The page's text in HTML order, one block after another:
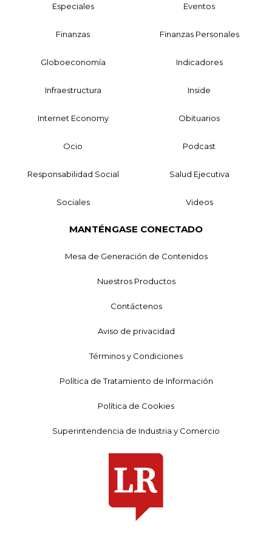
Especiales Eventos
Finanzas Finanzas Personales
Globoeconomía Indicadores
Infraestructura Inside
Internet Economy Obituarios
Ocio Podcast
Responsabilidad Social Salud Ejecutiva
Sociales Videos
MANTÉNGASE CONECTADO
Mesa de Generación de Contenidos
Nuestros Productos
Contáctenos
Aviso de privacidad
Términos y Condiciones
Política de Tratamiento de Información
Política de Cookies
Superintendencia de Industria y Comercio